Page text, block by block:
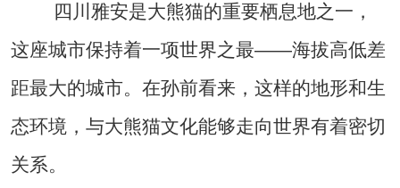
四川雅安是大熊猫的重要栖息地之一，
这座城市保持着一项世界之最——海拔高低差
距最大的城市。在孙前看来，这样的地形和生
态环境，与大熊猫文化能够走向世界有着密切
关系。